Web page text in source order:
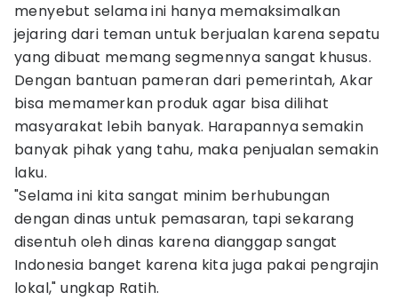
menyebut selama ini hanya memaksimalkan
jejaring dari teman untuk berjualan karena sepatu
yang dibuat memang segmennya sangat khusus.
Dengan bantuan pameran dari pemerintah, Akar
bisa memamerkan produk agar bisa dilihat
masyarakat lebih banyak. Harapannya semakin
banyak pihak yang tahu, maka penjualan semakin
laku.
"Selama ini kita sangat minim berhubungan
dengan dinas untuk pemasaran, tapi sekarang
disentuh oleh dinas karena dianggap sangat
Indonesia banget karena kita juga pakai pengrajin
lokal," ungkap Ratih.